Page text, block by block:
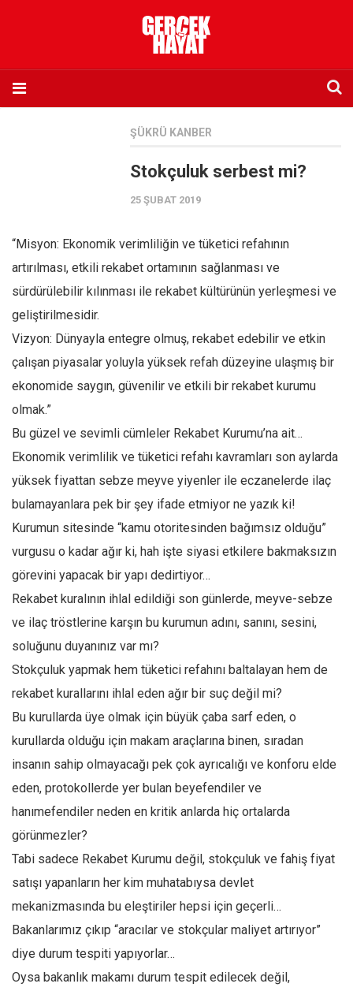
Eksik sayıların temini
Sosyal Medya
Twitter
Facebook
Instagram
Editörden
Kemal Özer
Mahmut Toptaş
Yvonne Ridley
Barış Tarımcıoğlu
Ömer Kayani
Yusuf Armağan
Hasanali Yıldırım
Leyla Şerif Emin
Abir E. Nahas
Amina S. Jenenkovic
Bağdagül Öz
Esra Elönü
» Yazar arşivi
Bu Sayı
Kategoriler
Kültür Sanat
ŞÜKRÜ KANBER
Stokçuluk serbest mi?
25 ŞUBAT 2019
“Misyon: Ekonomik verimliliğin ve tüketici refahının
artırılması, etkili rekabet ortamının sağlanması ve
sürdürülebilir kılınması ile rekabet kültürünün yerleşmesi ve
geliştirilmesidir.
Vizyon: Dünyayla entegre olmuş, rekabet edebilir ve etkin
çalışan piyasalar yoluyla yüksek refah düzeyine ulaşmış bir
ekonomide saygın, güvenilir ve etkili bir rekabet kurumu
olmak.”
Bu güzel ve sevimli cümleler Rekabet Kurumu’na ait…
Ekonomik verimlilik ve tüketici refahı kavramları son aylarda
yüksek fiyattan sebze meyve yiyenler ile eczanelerde ilaç
bulamayanlara pek bir şey ifade etmiyor ne yazık ki!
Kurumun sitesinde “kamu otoritesinden bağımsız olduğu”
vurgusu o kadar ağır ki, hah işte siyasi etkilere bakmaksızın
görevini yapacak bir yapı dedirtiyor…
Rekabet kuralının ihlal edildiği son günlerde, meyve-sebze
ve ilaç tröstlerine karşın bu kurumun adını, sanını, sesini,
soluğunu duyanınız var mı?
Stokçuluk yapmak hem tüketici refahını baltalayan hem de
rekabet kurallarını ihlal eden ağır bir suç değil mi?
Bu kurullarda üye olmak için büyük çaba sarf eden, o
kurullarda olduğu için makam araçlarına binen, sıradan
insanın sahip olmayacağı pek çok ayrıcalığı ve konforu elde
eden, protokollerde yer bulan beyefendiler ve
hanımefendiler neden en kritik anlarda hiç ortalarda
görünmezler?
Tabi sadece Rekabet Kurumu değil, stokçuluk ve fahiş fiyat
satışı yapanların her kim muhatabıysa devlet
mekanizmasında bu eleştiriler hepsi için geçerli…
Bakanlarımız çıkıp “aracılar ve stokçular maliyet artırıyor”
diye durum tespiti yapıyorlar…
Oysa bakanlık makamı durum tespit edilecek değil,